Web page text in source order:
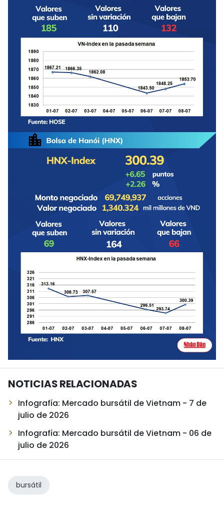
TIẾNG VIỆT
ENGLISH
FRANÇAIS
РУССКИЙ
NOTICIAS RELACIONADAS
Infografía: Mercado bursátil de Vietnam - 7 de
julio de 2026
Infografía: Mercado bursátil de Vietnam - 06 de
julio de 2026
bursátil